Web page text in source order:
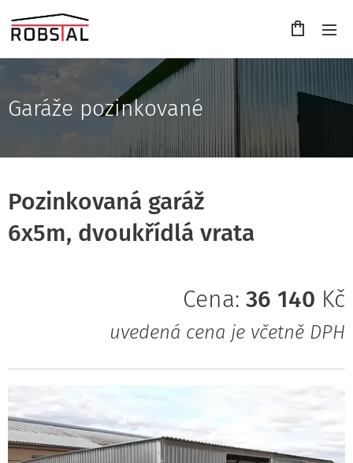
Garáže pozinkované
Pozinkovaná garáž
6x5m, dvoukřídlá vrata
Cena: 36 140 Kč
uvedená cena je včetně DPH